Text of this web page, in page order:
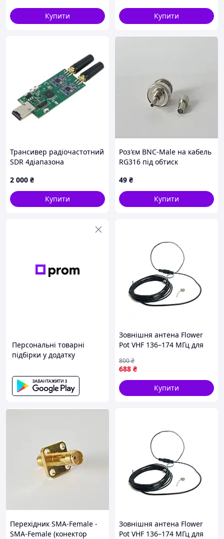
Антенный BNC
Коаксиальный Удлинитель
Купити
Купити
Трансивер радіочастотний
SDR 4діапазона
v2
2 000 ₴
Купити
Роз'єм BNC-Male на кабель
RG316 під обтиск
49 ₴
Купити
Персональні товарні
підбірки у додатку
Зовнішня антена Flower
Pot VHF 136–174 МГц для
BNC+Motorola Bolt з
кабелем 7м
688 ₴
800₴
Купити
Перехідник SMA-Female -
SMA-Female (конектор
Зовнішня антена Flower
Pot VHF 136–174 МГц для